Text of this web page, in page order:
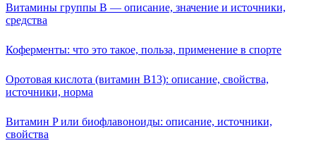
Витамины группы B — описание, значение и источники,
средства
Коферменты: что это такое, польза, применение в спорте
Оротовая кислота (витамин B13): описание, свойства,
источники, норма
Витамин P или биофлавоноиды: описание, источники,
свойства